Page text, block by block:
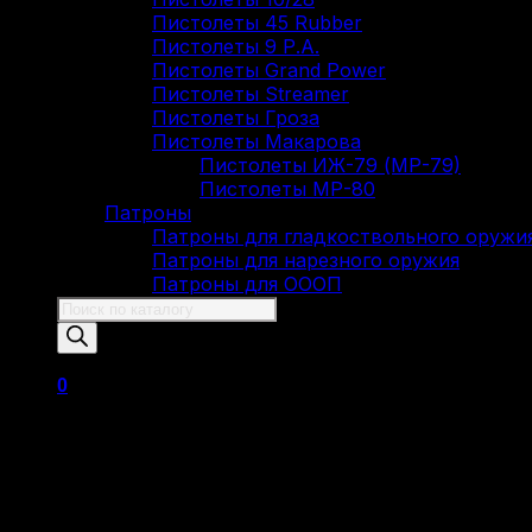
Пистолеты 45 Rubber
Пистолеты 9 Р.А.
Пистолеты Grand Power
Пистолеты Streamer
Пистолеты Гроза
Пистолеты Макарова
Пистолеты ИЖ-79 (МР-79)
Пистолеты МР-80
Патроны
Патроны для гладкоствольного
Патроны для нарезного оружия
Патроны для ОООП
Поиск
товаров
0